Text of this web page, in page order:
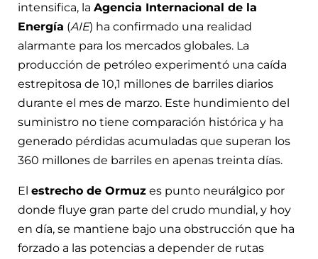
intensifica, la Agencia Internacional de la
Energía (AIE) ha confirmado una realidad
alarmante para los mercados globales. La
producción de petróleo experimentó una caída
estrepitosa de 10,1 millones de barriles diarios
durante el mes de marzo. Este hundimiento del
suministro no tiene comparación histórica y ha
generado pérdidas acumuladas que superan los
360 millones de barriles en apenas treinta días.
El estrecho de Ormuz es punto neurálgico por
donde fluye gran parte del crudo mundial, y hoy
en día, se mantiene bajo una obstrucción que ha
forzado a las potencias a depender de rutas